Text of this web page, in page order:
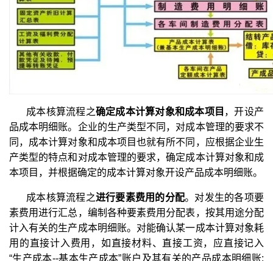
成本核算流程之确定成本计算对象和成本项目 ，开设产
品成本明细账。企业的生产类型不同，对成本管理的要求不
同，成本计算对象和成本项目也就有所不同，应根据企业生
产类型的特点和对成本管理的要求，确定成本计算对象和成
本项目，并根据确定的成本计算对象开设产品成本明细账。
成本核算流程之进行要素费用的分配。对发生的各项要
素费用进行汇总，编制各种要素费用分配表，按其用途分配
计入有关的生产成本明细账。对能确认某一成本计算对象耗
用的直接计入费用，如直接材料、直接工资，应直接记入
“生产成本--基本生产成本”账户及其有关的产品成本明细账;